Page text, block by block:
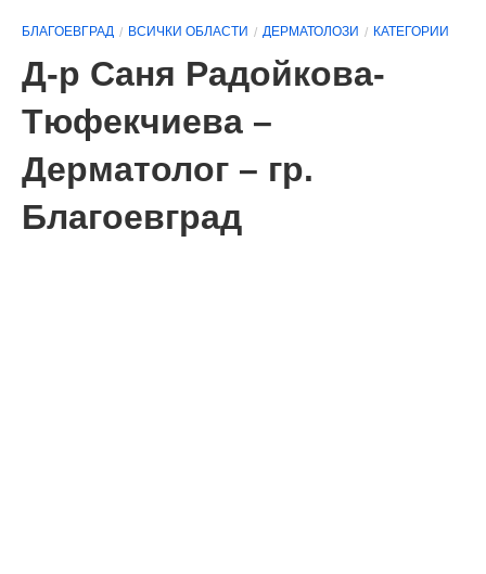
БЛАГОЕВГРАД ВСИЧКИ ОБЛАСТИ ДЕРМАТОЛОЗИ КАТЕГОРИИ
Д-р Саня Радойкова-
Тюфекчиева –
Дерматолог – гр.
Благоевград